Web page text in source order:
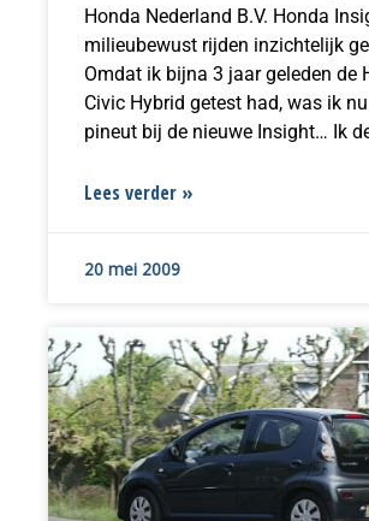
Honda Nederland B.V. Honda
milieubewust rijden inzichtelijk
Omdat ik bijna 3 jaar geleden de
Civic Hybrid getest had, was ik
pineut bij de nieuwe Insight… Ik
Lees verder »
20 mei 2009